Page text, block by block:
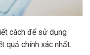
cách để sử dụng
quả chính xác nhất.